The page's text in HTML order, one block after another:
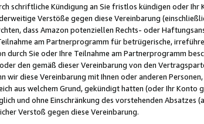
schriftliche Kündigung an Sie fristlos kündigen oder Ihr
Verstöße gegen diese Vereinbarung
dass Amazon potenziellen Rechts- oder
am Partnerprogramm für betrügerische,
durch Sie oder Ihre Teilnahme am Partnerprogramm
den gemäß dieser Vereinbarung von den
diese Vereinbarung mit Ihnen oder anderen
aus welchem Grund, gekündigt hatten (oder Ihr Konto
und ohne Einschränkung des vorstehenden Absatzes
Verstoß gegen diese Vereinbarung.